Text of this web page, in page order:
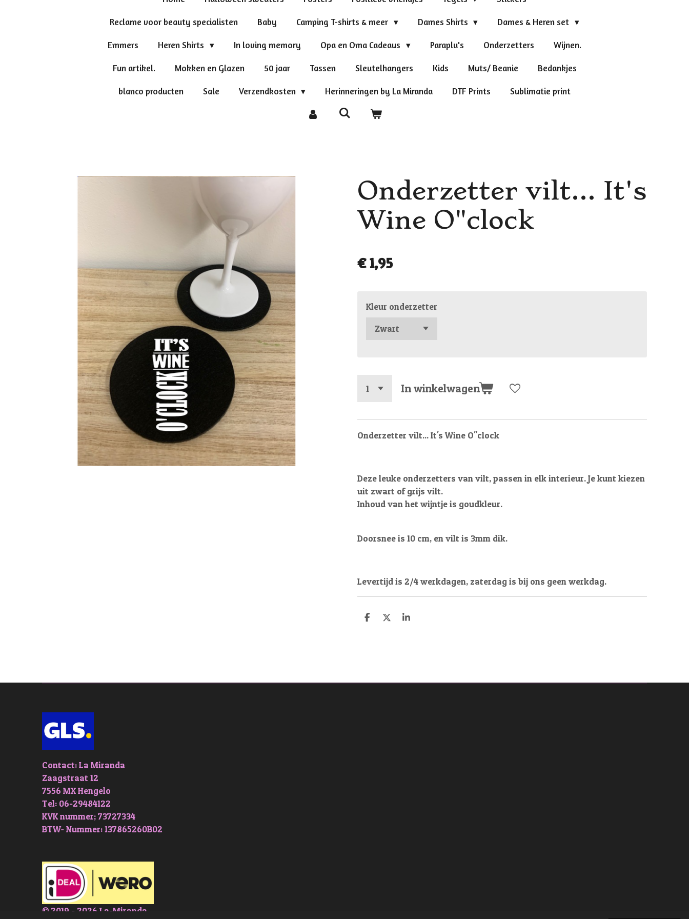
Reclame voor beauty specialisten Baby Camping T-shirts & meer Dames Shirts Dames & Heren set
Emmers Heren Shirts In loving memory Opa en Oma Cadeaus Paraplu's Onderzetters Wijnen.
Fun artikel. Mokken en Glazen 50 jaar Tassen Sleutelhangers Kids Muts/ Beanie Bedankjes
blanco producten Sale Verzendkosten Herinneringen by La Miranda DTF Prints Sublimatie print
Onderzetter vilt... It's
Wine O"clock
€ 1,95
Kleur onderzetter
In winkelwagen
Onderzetter vilt... It's Wine O"clock
Deze leuke onderzetters van vilt, passen in elk interieur. Je kunt kiezen
uit zwart of grijs vilt.
Inhoud van het wijntje is goudkleur.
Doorsnee is 10 cm, en vilt is 3mm dik.
Levertijd is 2/4 werkdagen, zaterdag is bij ons geen werkdag.
D
D
S
Contact: La Miranda
Zaagstraat 12
7556 MX Hengelo
Tel: 06-29484122
KVK nummer; 73727334
BTW- Nummer: 137865260B02
© 2019 - 2026 La-Miranda